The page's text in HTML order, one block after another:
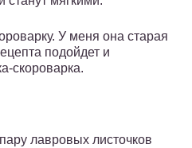
У меня она старая
подойдет и
скороварка.
лавровых листочков